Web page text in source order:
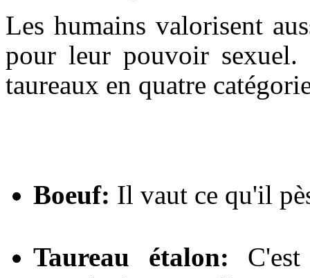
Les humains valorisent
pour leur pouvoir sexuel.
taureaux en quatre
Boeuf: Il vaut ce qu'il
Taureau étalon: